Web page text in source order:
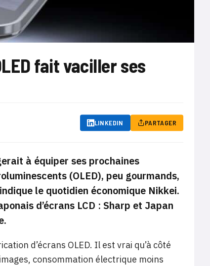
fait vaciller ses
LINKEDIN PARTAGER
à équiper ses prochaines
(OLED), peu gourmands,
le quotidien économique Nikkei.
d’écrans LCD : Sharp et Japan
d’écrans OLED. Il est vrai qu’à côté
consommation électrique moins